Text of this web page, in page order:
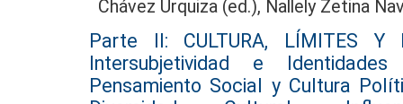
Chávez Urquiza (ed.), Nallely Zetina
Parte II: CULTURA, LÍMITES Y
Intersubjetividad e
Pensamiento Social y Cultura